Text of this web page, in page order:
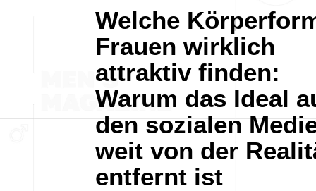
Welche
Frauen wirklich
attraktiv finden:
Warum das Ideal
den sozialen
weit von der
entfernt ist